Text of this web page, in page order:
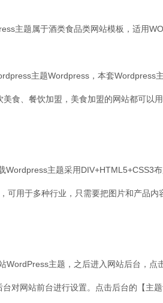
主题属于酒类食品类网站模板，适用
主题Wordpress，本套Wordpress
食、餐饮加盟，美食加盟的网站都可以用
Wordpress主题采用DIV+HTML5+CSS3
可用于多种行业，只需要把图片和产品内
主题，之后进入网站后台，点
对网站前台进行设置。点击后台的【主